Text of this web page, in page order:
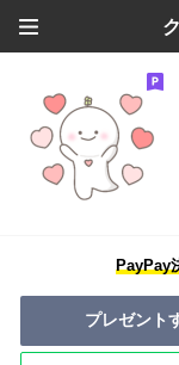
PayPay
プレゼント